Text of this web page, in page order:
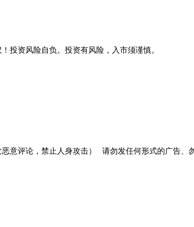
投资风险自负。投资有风险，入市须谨慎。
意评论，禁止人身攻击） 请勿发任何形式的广告、